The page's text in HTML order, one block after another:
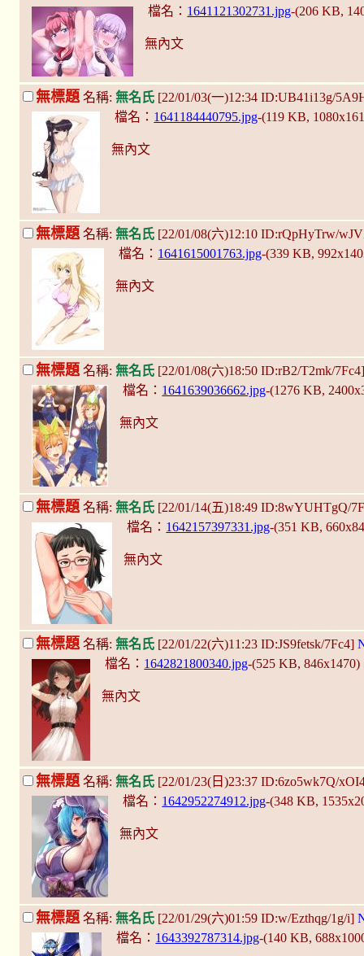
檔名： 1641121302731.jpg-(206 KB,
無內文
無標題 名稱: 無名氏 [22/01/03(一)12:34 ID:UB41i13g/
檔名： 1641184440795.jpg-(119 KB,
無內文
無標題 名稱: 無名氏 [22/01/08(六)12:10 ID:rQpHyTrw/
檔名： 1641615001763.jpg-(339 KB,
無內文
無標題 名稱: 無名氏 [22/01/08(六)18:50 ID:rB2/T2mk/
檔名： 1641639036662.jpg-(1276 KB,
無內文
無標題 名稱: 無名氏 [22/01/14(五)18:49 ID:8wYUHTgQ/
檔名： 1642157397331.jpg-(351 KB,
無內文
無標題名稱: 無名氏 [22/01/22(六)11:23 ID:JS9fetsk/7Fc4]
檔名： 1642821800340.jpg-(525 KB, 846x1470)
無內文
無標題 名稱: 無名氏 [22/01/23(日)23:37 ID:6zo5wk7Q/
檔名： 1642952274912.jpg-(348 KB,
無內文
無標題 名稱: 無名氏 [22/01/29(六)01:59 ID:w/Ezthqg/1g/i]
檔名： 1643392787314.jpg-(140 KB,